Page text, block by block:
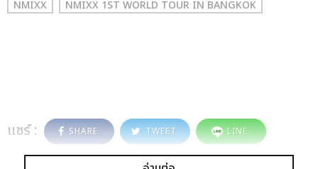
NMIXX NMIXX 1ST WORLD TOUR IN BANGKOK
แชร์ : SHARE TWEET LINE